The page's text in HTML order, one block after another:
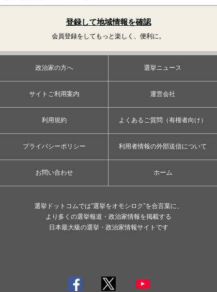
登録して地域情報を確認
会員登録をしてもっと楽しく、便利に。
政治家の方へ 選挙ニュース
サイトご利用案内 運営会社
利用規約 よくあるご質問（有権者向け）
プライバシーポリシー 利用者情報の外部送信について
お問い合わせ ホーム
選挙ドットコムでは”選挙をオモシロク”を合言葉に、
より多くの選挙報道・政治家情報を掲載する
日本最大級の選挙・政治家情報サイトです